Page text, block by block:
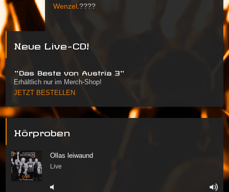
Wenzel ????
Neue Live-CD!
"Das Beste von Austria 3"
Erhältlich nur im Merch-Shop!
JETZT BESTELLEN
Hörproben
Ollas leiwaund
Live